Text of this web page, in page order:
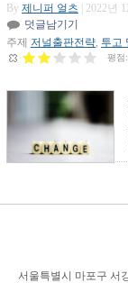
By 제니퍼 얼츠
| 2022년
덧글남기기
주제 저널출판전략, 투고
평점:
서 울특별시 마포구 서